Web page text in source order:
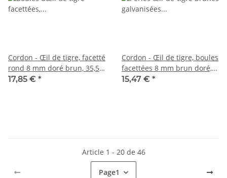
Cordon - Œil de tigre, facetté
rond 8 mm doré brun, 35,5
cm /3963
17,85 € *
Cordon - Œil de tigre, boules
facettées 8 mm brun doré,
reflets argentés, longueur
15,47 € *
Article 1 - 20 de 46
Page1